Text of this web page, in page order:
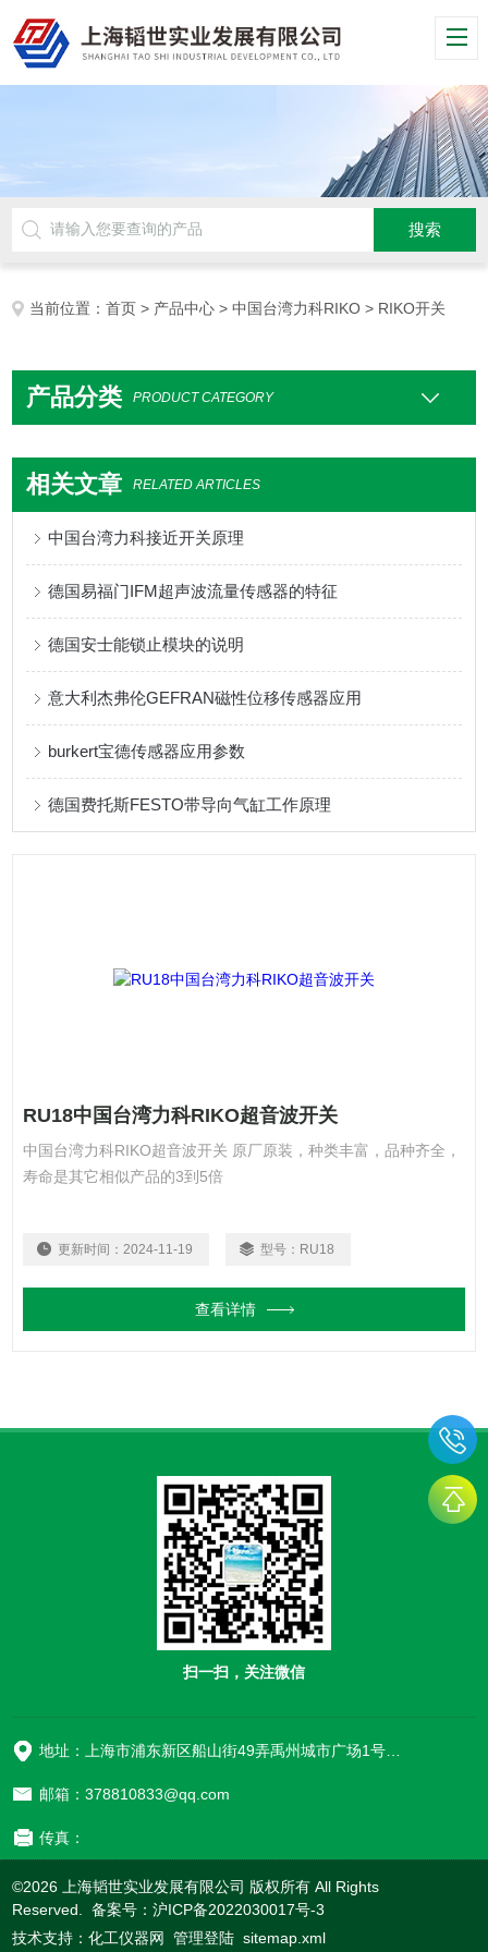
当前位置：首页 > 产品中心 >中国台湾力科RIKO > RIKO开关
产品分类 PRODUCT CATEGORY
相关文章 RELATED ARTICLES
中国台湾力科接近开关原理
德国易福门IFM超声波流量传感器的特征
德国安士能锁止模块的说明
意大利杰弗伦GEFRAN磁性位移传感器应用
burkert宝德传感器应用参数
德国费托斯FESTO带导向气缸工作原理
RU18中国台湾力科RIKO超音波开关
中国台湾力科RIKO超音波开关 原厂原装，种类丰富，品种齐全，
寿命是其它相似产品的3到5倍
更新时间： 2024-11-19 型号： RU18
查看详情
扫一扫，关注微信
地址：上海市浦东新区船山街49弄禹州城市广场1号楼906
邮箱：378810833@qq.com
传真：
©2026 上海韬世实业发展有限公司 版权所有 All Rights
Reserved. 备案号：沪ICP备2022030017号-3
技术支持：化工仪器网 管理登陆 sitemap.xml